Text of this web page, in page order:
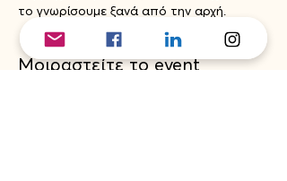
το γνωρίσουμε ξανά από την αρχή.
Μοιραστείτε το event